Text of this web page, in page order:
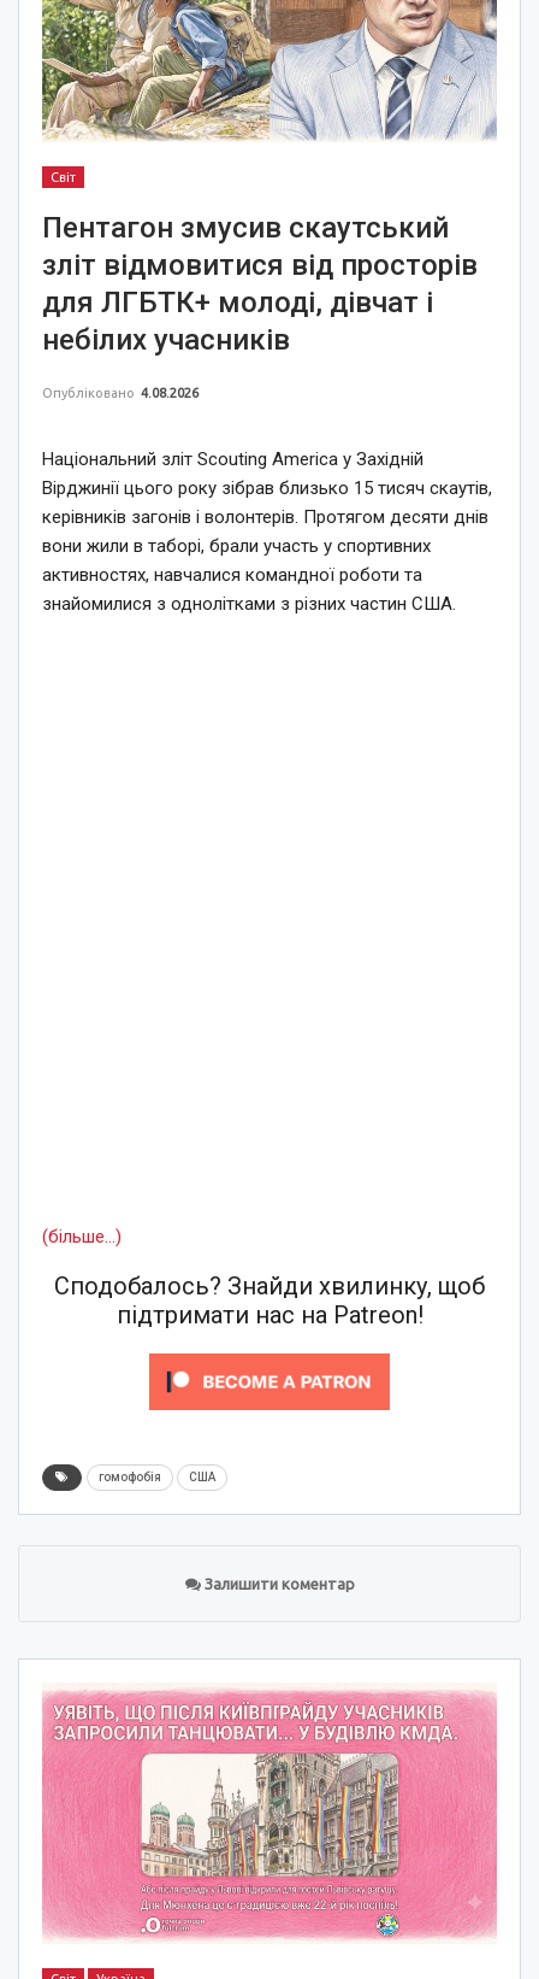
Світ
Пентагон змусив скаутський
зліт відмовитися від просторів
для ЛГБТК+ молоді, дівчат і
небілих учасників
Опубліковано 4.08.2026
Національний зліт Scouting America у Західній
Вірджинії цього року зібрав близько 15 тисяч скаутів,
керівників загонів і волонтерів. Протягом десяти днів
вони жили в таборі, брали участь у спортивних
активностях, навчалися командної роботи та
знайомилися з однолітками з різних частин США.
(більше…)
Сподобалось? Знайди хвилинку, щоб
підтримати нас на Patreon!
гомофобія США
Залишити коментар